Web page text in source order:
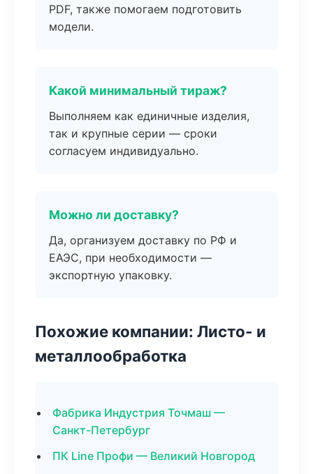
PDF, также помогаем подготовить
модели.
Какой минимальный тираж?
Выполняем как единичные изделия,
так и крупные серии — сроки
согласуем индивидуально.
Можно ли доставку?
Да, организуем доставку по РФ и
ЕАЭС, при необходимости —
экспортную упаковку.
Похожие компании: Листо- и
металлообработка
Фабрика Индустрия Точмаш —
Санкт-Петербург
ПК Line Профи — Великий Новгород